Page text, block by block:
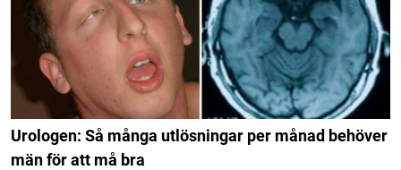
Urologen: Så många utlösningar per månad behöver
män för att må bra